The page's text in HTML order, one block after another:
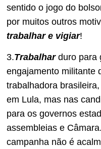
sentido o jogo do
por muitos outros
trabalhar e vigiar!
3.Trabalharduro para
engajamento militante
trabalhadora
em Lula, mas nas
para os governos
assembleias e
campanha não é